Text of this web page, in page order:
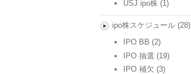
USJ ipo株 (1)
ipo株スケジュール(28)
IPO BB (2)
IPO 抽選 (19)
IPO 補欠 (3)